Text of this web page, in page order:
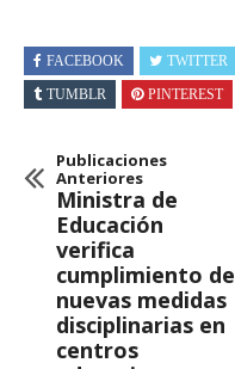
FACEBOOK TWITTER
TUMBLR
PINTEREST
Publicaciones
Anteriores
Ministra de
Educación
verifica
cumplimiento de
nuevas medidas
disciplinarias en
centros